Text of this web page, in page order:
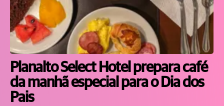
Planalto Select Hotel prepara café
da manhã especial para o Dia dos
Pais